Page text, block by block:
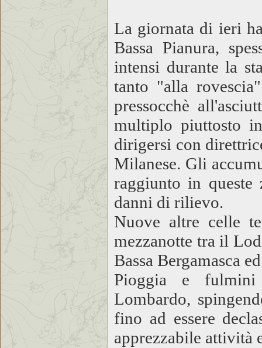
La giornata di ieri
Bassa Pianura,
intensi durante la
tanto "alla
pressocchè
multiplo piuttosto
dirigersi con
Milanese. Gli
raggiunto in
danni di rilievo.
Nuove altre celle
mezzanotte tra il
Bassa Bergamasca
Pioggia e fulmini
Lombardo,
fino ad essere
apprezzabile attività